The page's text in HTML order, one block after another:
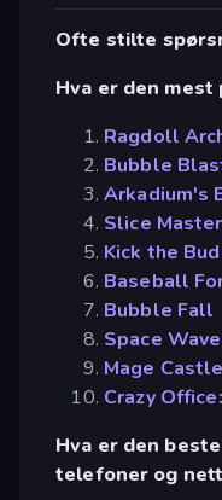
Ofte stilte
Hva er den
Ragdoll
Bubble
Arkadium's
Slice Master
Kick the
Baseball
Bubble Fall
Space
Mage
Crazy
Hva er den
telefoner og